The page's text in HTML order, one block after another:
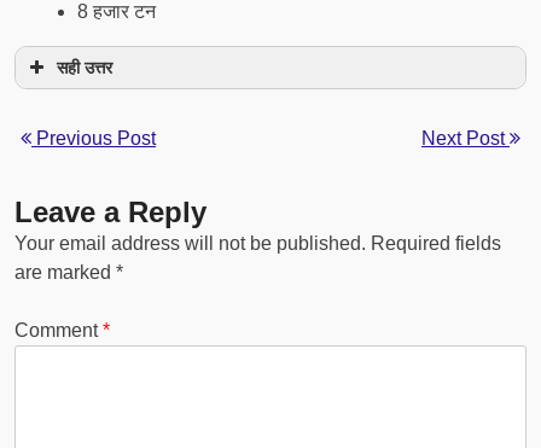
8 हजार टन
सही उत्तर
Previous Post Next Post
Leave a Reply
Your email address will not be published. Required fields
are marked *
Comment*